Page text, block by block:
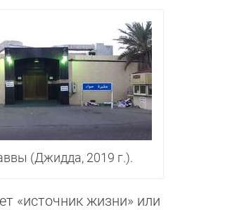
(Джидда, 2019 г.).
«источник жиз­ни» или